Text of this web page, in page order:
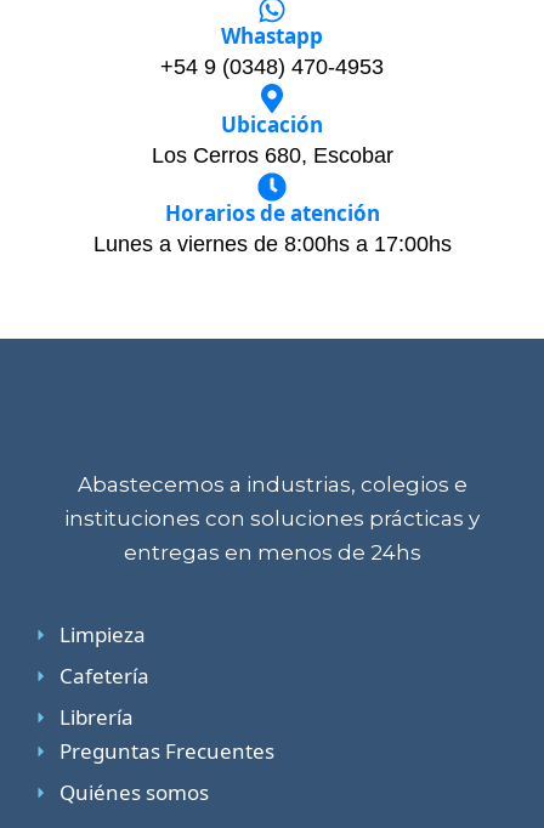
Whastapp
+54 9 (0348) 470-4953
Ubicación
Los Cerros 680, Escobar
Horarios de atención
Lunes a viernes de 8:00hs a 17:00hs
Abastecemos a industrias, colegios e
instituciones con soluciones prácticas y
entregas en menos de 24hs
Limpieza
Cafetería
Librería
Preguntas Frecuentes
Quiénes somos